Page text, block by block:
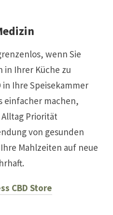
wenn Sie
Ihrer Küche zu
in Ihre Speisekammer
einfacher machen,
Priorität
von gesunden
Mahlzeiten auf neue
CBD Store